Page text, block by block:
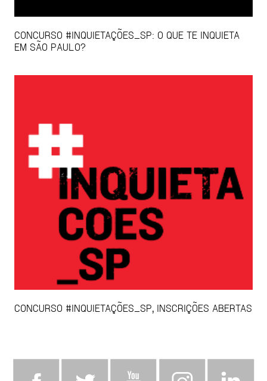
CONCURSO #INQUIETAÇÕES_SP: O QUE TE INQUIETA
EM SÃO PAULO?
CONCURSO #INQUIETAÇÕES_SP, INSCRIÇÕES ABERTAS